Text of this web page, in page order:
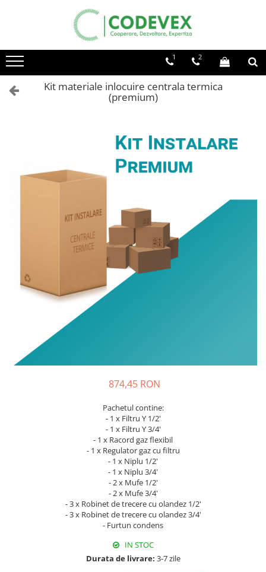
1 2
Kit materiale inlocuire centrala termica
(premium)
874,45 RON
Pachetul contine:
- 1 x Filtru Y 1/2'
- 1 x Filtru Y 3/4'
- 1 x Racord gaz flexibil
- 1 x Regulator gaz cu filtru
- 1 x Niplu 1/2'
- 1 x Niplu 3/4'
- 2 x Mufe 1/2'
- 2 x Mufe 3/4'
- 3 x Robinet de trecere cu olandez 1/2'
- 3 x Robinet de trecere cu olandez 3/4'
- Furtun condens
IN STOC
Durata de livrare: 3-7 zile